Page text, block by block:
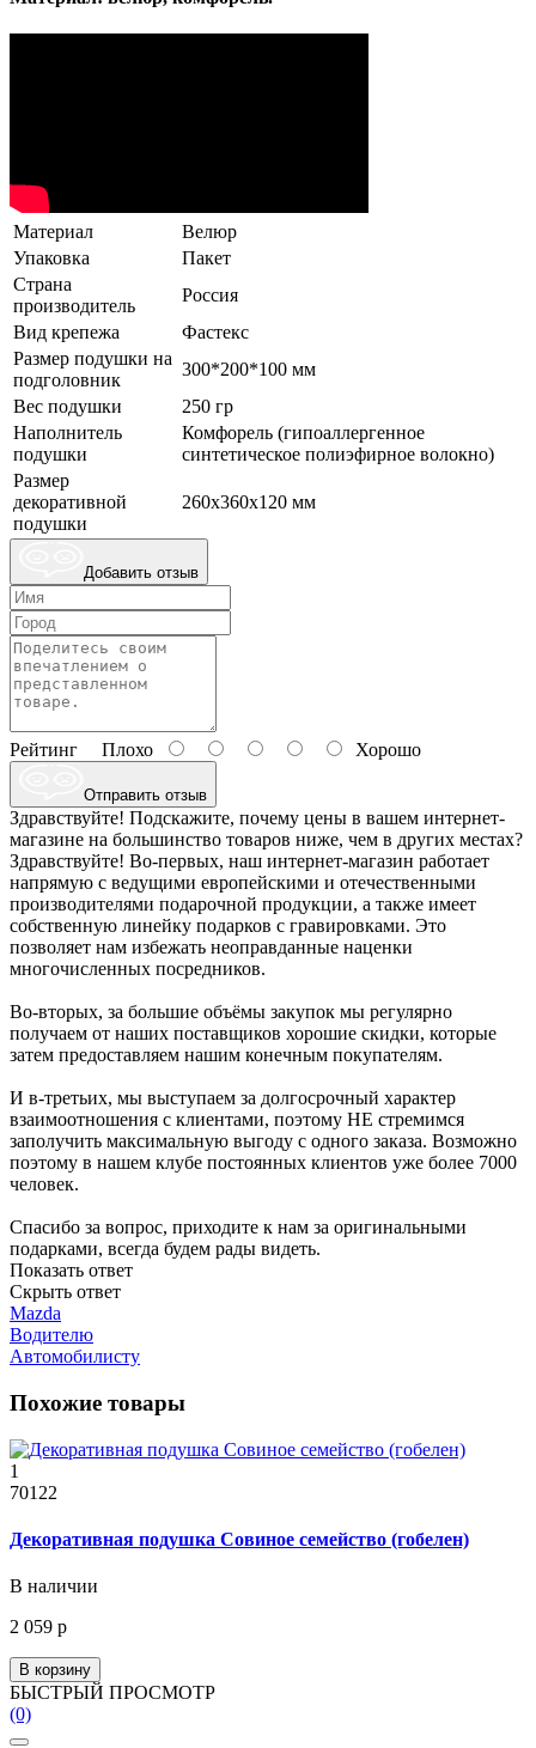
Материал
Велюр
Упаковка
Пакет
Страна
производитель
Россия
Вид крепежа
Фастекс
Размер подушки на
подголовник
300*200*100 мм
Вес подушки
250 гр
Наполнитель
подушки
Комфорель (гипоаллергенное
синтетическое полиэфирное волокно)
Размер
декоративной
подушки
260х360х120 мм
Добавить отзыв
Рейтинг Плохо Хорошо
Отправить отзыв
Здравствуйте! Подскажите, почему цены в вашем интернет-
магазине на большинство товаров ниже, чем в других местах?
Здравствуйте! Во-первых, наш интернет-магазин работает
напрямую с ведущими европейскими и отечественными
производителями подарочной продукции, а также имеет
собственную линейку подарков с гравировками. Это
позволяет нам избежать неоправданные наценки
многочисленных посредников.
Во-вторых, за большие объёмы закупок мы регулярно
получаем от наших поставщиков хорошие скидки, которые
затем предоставляем нашим конечным покупателям.
И в-третьих, мы выступаем за долгосрочный характер
взаимоотношения с клиентами, поэтому НЕ стремимся
заполучить максимальную выгоду с одного заказа. Возможно
поэтому в нашем клубе постоянных клиентов уже более 7000
человек.
Спасибо за вопрос, приходите к нам за оригинальными
подарками, всегда будем рады видеть.
Показать ответ
Скрыть ответ
Mazda
Водителю
Автомобилисту
Похожие товары
1
70122
Декоративная подушка Совиное семейство (гобелен)
В наличии
2 059 р
В корзину
БЫСТРЫЙ ПРОСМОТР
(0)